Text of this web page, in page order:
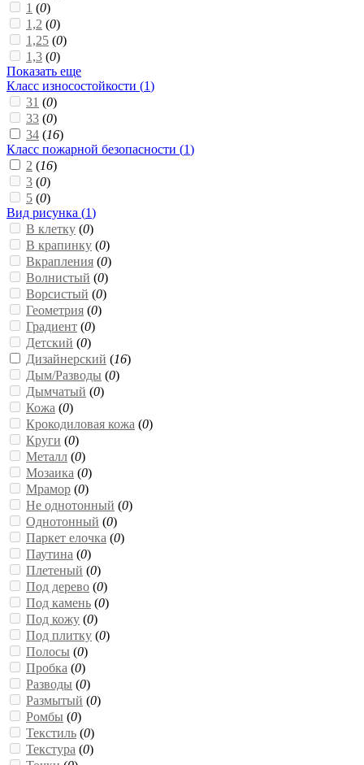
1 (0)
1,2 (0)
1,25 (0)
1,3 (0)
Показать еще
Класс износостойкости (1)
31 (0)
33 (0)
34 (16)
Класс пожарной безопасности (1)
2 (16)
3 (0)
5 (0)
Вид рисунка (1)
В клетку (0)
В крапинку (0)
Вкрапления (0)
Волнистый (0)
Ворсистый (0)
Геометрия (0)
Градиент (0)
Детский (0)
Дизайнерский (16)
Дым/Разводы (0)
Дымчатый (0)
Кожа (0)
Крокодиловая кожа (0)
Круги (0)
Металл (0)
Мозаика (0)
Мрамор (0)
Не однотонный (0)
Однотонный (0)
Паркет елочка (0)
Паутина (0)
Плетеный (0)
Под дерево (0)
Под камень (0)
Под кожу (0)
Под плитку (0)
Полосы (0)
Пробка (0)
Разводы (0)
Размытый (0)
Ромбы (0)
Текстиль (0)
Текстура (0)